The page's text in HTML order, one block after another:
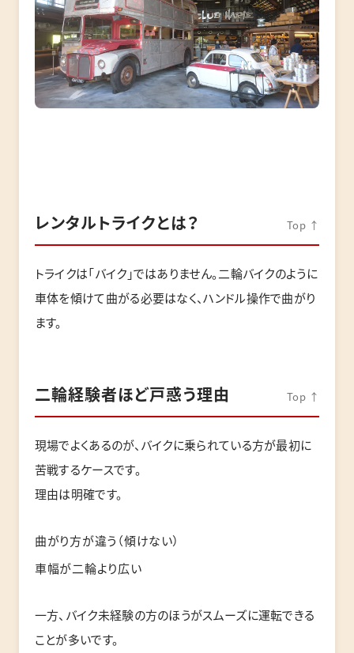
レンタルトライクとは？ Top ↑
トライクは「バイク」ではありません。二輪バイクのように
車体を傾けて曲がる必要はなく、ハンドル操作で曲がり
ます。
二輪経験者ほど戸惑う理由 Top ↑
現場でよくあるのが、バイクに乗られている方が最初に
苦戦するケースです。
理由は明確です。
曲がり方が違う（傾けない）
車幅が二輪より広い
一方、バイク未経験の方のほうがスムーズに運転できる
ことが多いです。